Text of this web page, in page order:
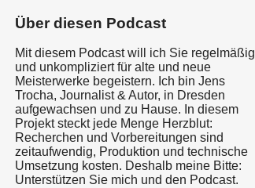
Über diesen Podcast
Mit diesem Podcast will ich Sie regelmäßig
und unkompliziert für alte und neue
Meisterwerke begeistern. Ich bin Jens
Trocha, Journalist & Autor, in Dresden
aufgewachsen und zu Hause. In diesem
Projekt steckt jede Menge Herzblut:
Recherchen und Vorbereitungen sind
zeitaufwendig, Produktion und technische
Umsetzung kosten. Deshalb meine Bitte:
Unterstützen Sie mich und den Podcast.